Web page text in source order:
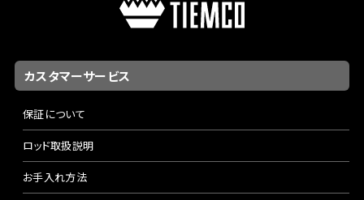
カスタマーサービス
保証について
ロッド取扱説明
お手入れ方法